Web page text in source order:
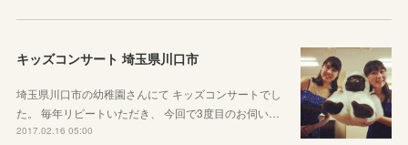
キッズコンサート 埼玉県川口市
埼玉県川口市の幼稚園さんにて キッズコンサートでし
た。 毎年リピートいただき、 今回で3度目のお伺い…
2017.02.16 05:00